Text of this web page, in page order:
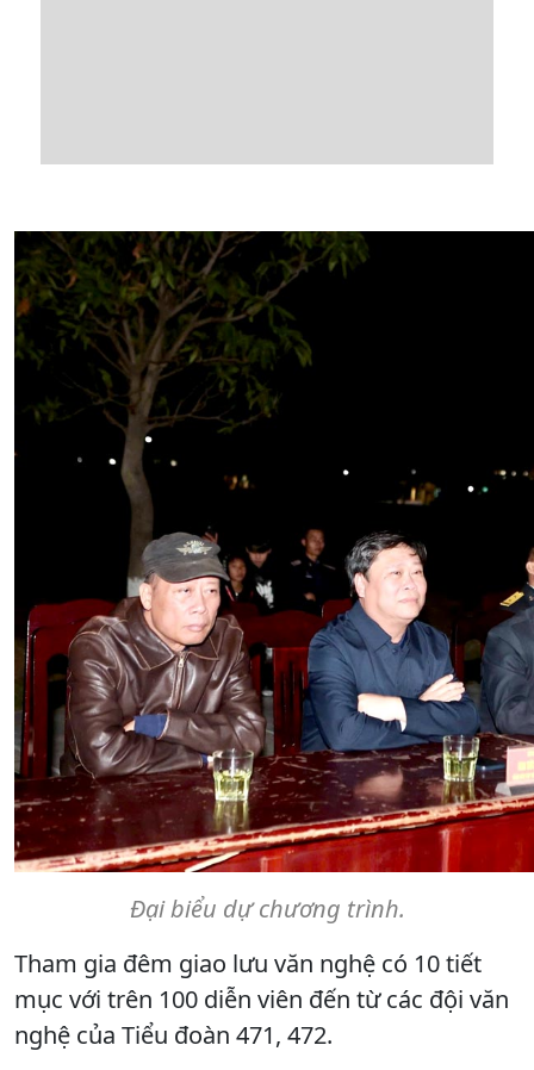
Đại biểu dự chương trình.
Tham gia đêm giao lưu văn nghệ có 10 tiết
mục với trên 100 diễn viên đến từ các đội văn
nghệ của Tiểu đoàn 471, 472.